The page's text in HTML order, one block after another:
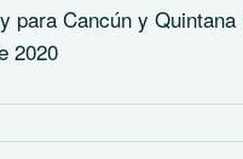
para Cancún y Quintana
2020